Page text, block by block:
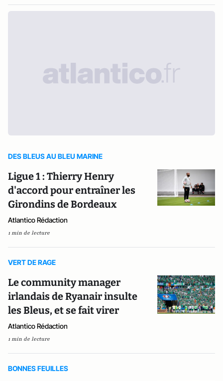
DES BLEUS AU BLEU MARINE
Ligue 1 : Thierry Henry
d'accord pour entraîner les
Girondins de Bordeaux
Atlantico Rédaction
1 min de lecture
VERT DE RAGE
Le community manager
irlandais de Ryanair insulte
les Bleus, et se fait virer
Atlantico Rédaction
1 min de lecture
BONNES FEUILLES